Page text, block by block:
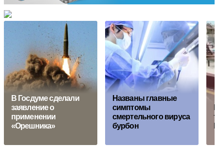
В Госдуме сделали
заявление о
применении
«Орешника»
Названы главные
симптомы
смертельного вируса
бурбон